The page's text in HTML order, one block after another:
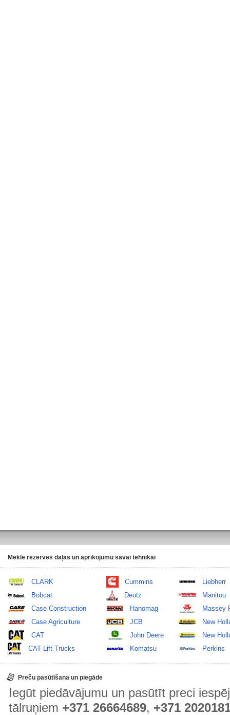
Meklē rezerves daļas un aprīkojumu savai tehnikai
CLARK
Bobcat
Case Construction
Case Agriculture
CAT
CAT Lift Trucks
Cummins
Deutz
Hanomag
JCB
John Deere
Komatsu
Liebherr
Manitou
Massey
New
New
Perkins
Preču pasūtīšana un piegāde
Iegūt piedāvājumu un pasūtīt preci
tālruņiem +371 26664689, +371